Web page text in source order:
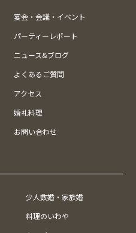
宴会・会議・イベント
パーティーレポート
ニュース&ブログ
よくあるご質問
アクセス
婚礼料理
お問い合わせ
少人数婚・家族婚
料理のいわや